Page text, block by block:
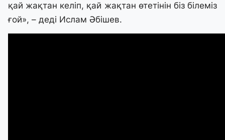
қай жақтан келіп, қай жақтан өтетінін біз білеміз
ғой», – деді Ислам Әбішев.